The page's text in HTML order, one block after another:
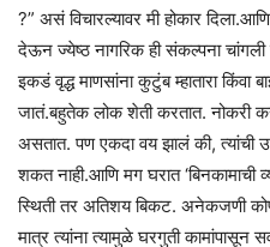
?” असं विचारल्यावर मी होकार
देऊन ज्येष्ठ नागरिक ही संकल्पना चांगली
इकडं वृद्ध माणसांना कुटुंब म्हातारा
जातं.बहुतेक लोक शेती करतात. नोकरी
असतात. पण एकदा वय झालं की, त्यांची
शकत नाही.आणि मग घरात ‘बिनकामाची
स्थिती तर अतिशय बिकट. अनेकजणी
मात्र त्यांना त्यामुळे घरगुती